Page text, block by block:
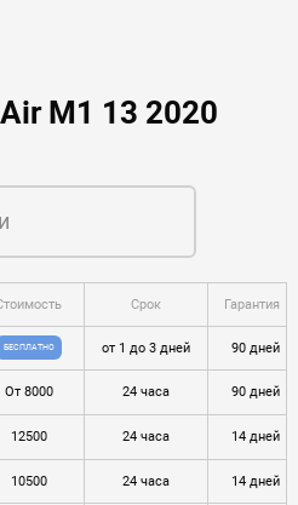
M1 13 2020
Срок Гарантия
БЕСПЛАТНО от 1 до 3 дней 90 дней
От 8000 24 часа 90 дней
12500 24 часа 14 дней
10500 24 часа 14 дней